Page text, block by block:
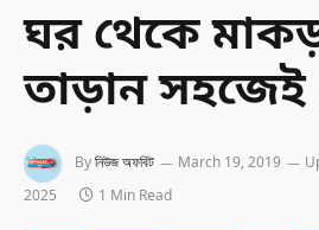
ঘর থেকে
তাড়ান সহজেই
Byনিউজ অফবিট March 19, 2019
2025
1 Min Read